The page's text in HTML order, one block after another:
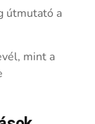
útmutató a
mint a